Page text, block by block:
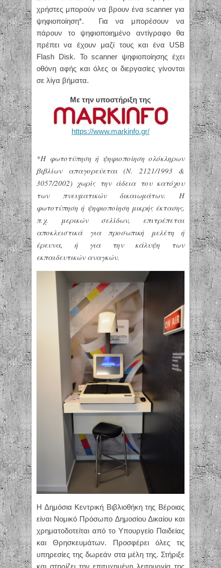
χρήστες μπορούν να βρουν ένα scanner για
ψηφιοποίηση*. Για να μπορέσουν να
πάρουν το ψηφιοποιημένο αντίγραφο θα
πρέπει να έχουν μαζί τους και ένα USB
Flash Disk. To scanner ψηφιοποίησης έχει
οθόνη αφής και όλες οι διεργασίες γίνονται
σε λίγα βήματα.
Με την υποστήριξη της
https://www.markinfo.gr/
*Η φωτοτύπηση ή ψηφιοποίηση ολόκληρων
βιβλίων απαγορεύεται (Ν. 2121/1993 &
3057/2002) χωρίς την άδεια του κατόχου
των πνευματικών δικαιωμάτων. Η
φωτοτύπηση ή ψηφιοποίηση μικρής έκτασης,
π.χ. μερικών σελίδων, επιτρέπεται
αποκλειστικά για προσωπική μελέτη ή
έρευνα, ή για την κάλυψη των
εκπαιδευτικών αναγκών.
Η Δημόσια Κεντρική Βιβλιοθήκη της Βέροιας
είναι Νομικό Πρόσωπο Δημοσίου Δικαίου και
χρηματοδοτείται από το Υπουργείο Παιδείας
και Θρησκευμάτων. Προσφέρει όλες τις
υπηρεσίες της δωρεάν στα μέλη της. Στήριξε